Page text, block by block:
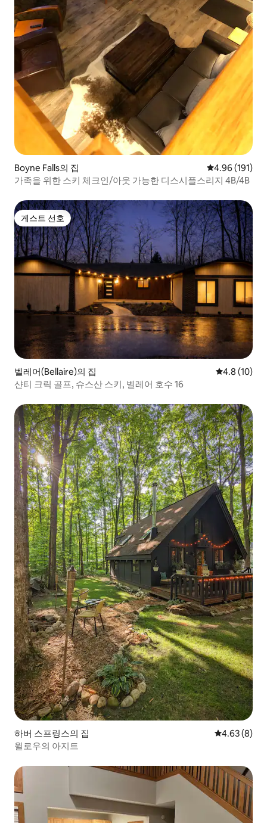
Boyne Falls의 집 평점 4.96점(5
4.96 (191)
가족을 위한 스키 체크인/아웃 가능한 디스시플스리지 4B/4B
게스트 선호
게스트 선호
벨레어(Bellaire)의 집 평점 4.8점(5
4.8 (10)
샨티 크릭 골프, 슈스산 스키, 벨레어 호수 16
하버 스프링스의 집 평점 4.63점
4.63 (8)
윌로우의 아지트